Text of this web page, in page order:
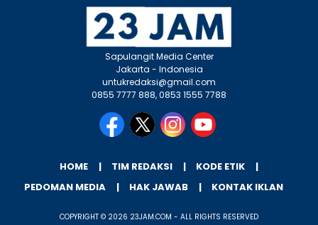
Sapulangit Media Center
Jakarta - Indonesia
untukredaksi@gmail.com
0855 7777 888, 0853 1555 7788
HOME TIM REDAKSI
KODE ETIK
PEDOMAN MEDIA
HAK JAWAB KONTAK IKLAN
COPYRIGHT © 2026 23JAM.COM - ALL RIGHTS RESERVED